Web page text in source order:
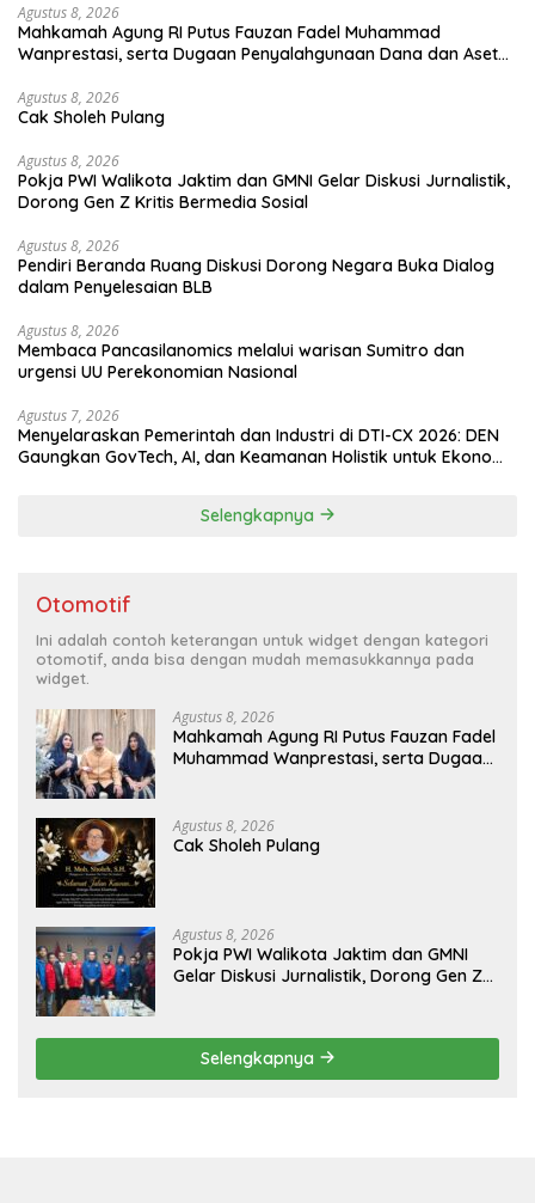
Agustus 8, 2026
Mahkamah Agung RI Putus Fauzan Fadel Muhammad
Wanprestasi, serta Dugaan Penyalahgunaan Dana dan Aset
Agustus 8, 2026
Cak Sholeh Pulang
Agustus 8, 2026
Pokja PWI Walikota Jaktim dan GMNI Gelar Diskusi Jurnalistik,
Dorong Gen Z Kritis Bermedia Sosial
Agustus 8, 2026
Pendiri Beranda Ruang Diskusi Dorong Negara Buka Dialog
dalam Penyelesaian BLB
Agustus 8, 2026
Membaca Pancasilanomics melalui warisan Sumitro dan
urgensi UU Perekonomian Nasional
Agustus 7, 2026
Menyelaraskan Pemerintah dan Industri di DTI-CX 2026: DEN
Gaungkan GovTech, AI, dan Keamanan Holistik untuk Ekonomi
Selengkapnya
Otomotif
Ini adalah contoh keterangan untuk widget dengan kategori
otomotif, anda bisa dengan mudah memasukkannya pada
widget.
Agustus 8, 2026
Mahkamah Agung RI Putus Fauzan Fadel
Muhammad Wanprestasi, serta Dugaan
Agustus 8, 2026
Cak Sholeh Pulang
Agustus 8, 2026
Pokja PWI Walikota Jaktim dan GMNI
Gelar Diskusi Jurnalistik, Dorong Gen Z
Selengkapnya